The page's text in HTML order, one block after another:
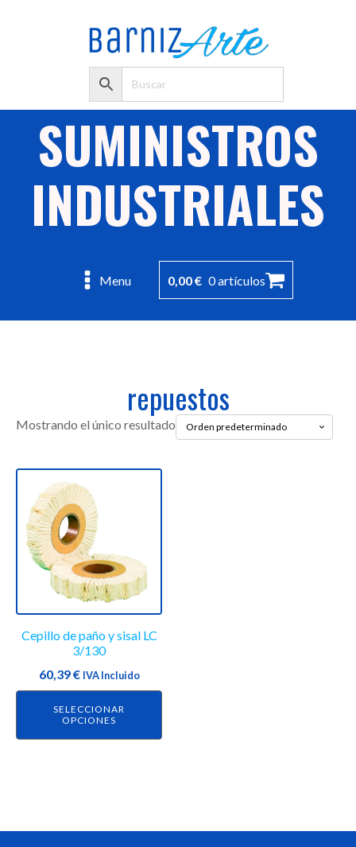
SUMINISTROS
INDUSTRIALES
Menu 0,00€ 0 artículos
repuestos
Mostrando el único resultado
Cepillo de paño y sisal LC
3/130
60,39€ IVA Incluido
SELECCIONAR
OPCIONES
producto
tiene
múltiples
variantes.
opciones
se
pueden
la
de